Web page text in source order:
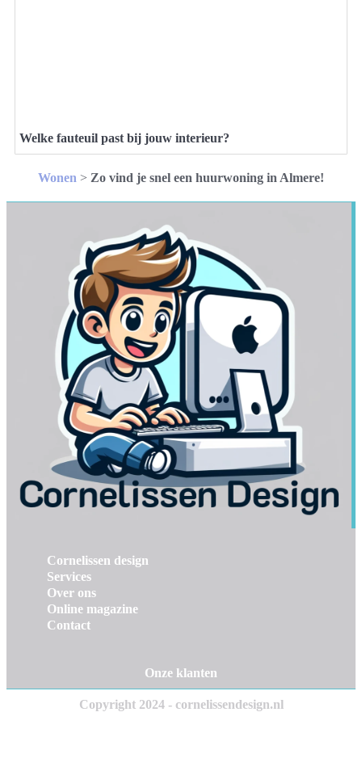
Welke fauteuil past bij jouw interieur?
Wonen > Zo vind je snel een huurwoning in Almere!
Cornelissen design
Services
Over ons
Online magazine
Contact
Onze klanten
Copyright 2024 - cornelissendesign.nl